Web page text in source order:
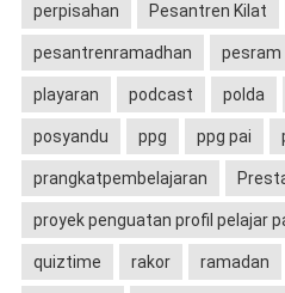
perpisahan Pesantren Kilat
pesantrenramadhan pesram
playaran podcast polda
posyandu ppg ppg pai
prangkatpembelajaran
proyek penguatan profil pelajar
quiztime rakor ramadan